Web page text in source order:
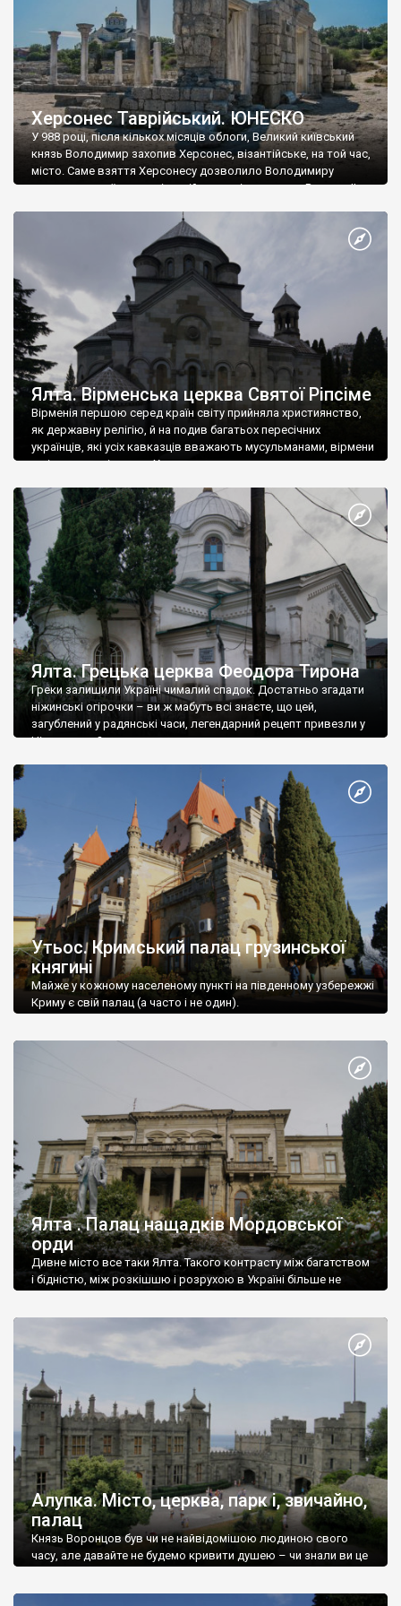
Херсонес Таврійський. ЮНЕСКО
У 988 році, після кількох місяців облоги, Великий київський
князь Володимир захопив Херсонес, візантійське, на той час,
місто. Саме взяття Херсонесу дозволило Володимиру
диктувати свої умови візантійському імператору Василю ІІ, та
Херсонесі Володимир-язичник, став Василем-християнином.
А потім було Хрещення Русі. На честь Херсонесу Таврійського
Ялта. Вірменська церква Святої Ріпсіме
Вірменія першою серед країн світу прийняла християнство,
як державну релігію, й на подив багатьох пересічних
українців, які усіх кавказців вважають мусульманами, вірмени
є відданими вірянами Христа
Ялта. Грецька церква Феодора Тирона
Греки залишили Україні чималий спадок. Достатньо згадати
ніжинські огірочки – ви ж мабуть всі знаєте, що цей,
загублений у радянські часи, легендарний рецепт привезли у
Ніжин греки?
Утьос. Кримський палац грузинської
княгині
Майже у кожному населеному пункті на південному узбережжі
Криму є свій палац (а часто і не один).
Ялта . Палац нащадків Мордовської
орди
Дивне місто все таки Ялта. Такого контрасту між багатством
і бідністю, між розкішшю і розрухою в Україні більше не
Алупка. Місто, церква, парк і, звичайно,
палац
Князь Воронцов був чи не найвідомішою людиною свого
часу, але давайте не будемо кривити душею – чи знали ви це